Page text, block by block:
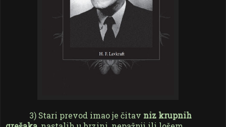
3) Stari prevod imao je čitav niz krupnih